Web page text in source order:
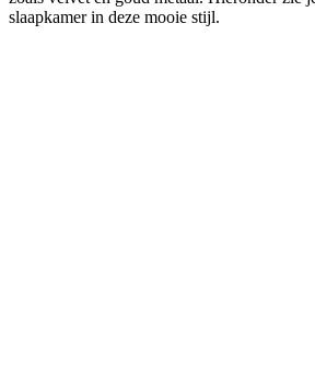
slaapkamer in deze mooie stijl.